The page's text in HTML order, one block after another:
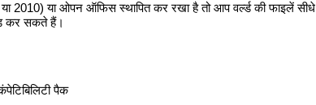
2010) या ओपन ऑफिस स्‍थापित कर रखा है तो आप वर्ल्‍ड की फाइलें सीधे
कर सकते हैं।
पैक